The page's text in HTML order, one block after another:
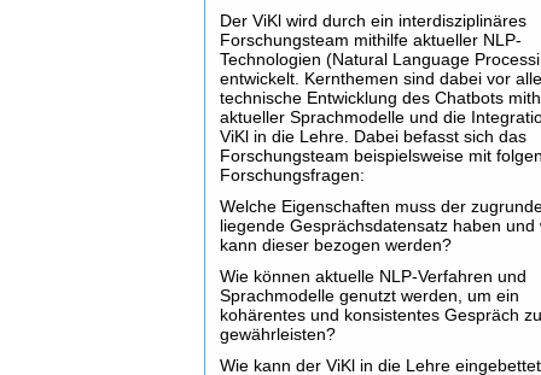
Der ViKl wird durch ein interdisziplinäres
Forschungsteam mithilfe aktueller NLP-
Technologien (Natural Language
entwickelt. Kernthemen sind dabei vor
technische Entwicklung des Chatbots
aktueller Sprachmodelle und die
ViKl in die Lehre. Dabei befasst sich das
Forschungsteam beispielsweise mit
Forschungsfragen:
Welche Eigenschaften muss der
liegende Gesprächsdatensatz haben und
kann dieser bezogen werden?
Wie können aktuelle NLP-Verfahren und
Sprachmodelle genutzt werden, um ein
kohärentes und konsistentes Gespräch
gewährleisten?
Wie kann der ViKl in die Lehre eingebettet